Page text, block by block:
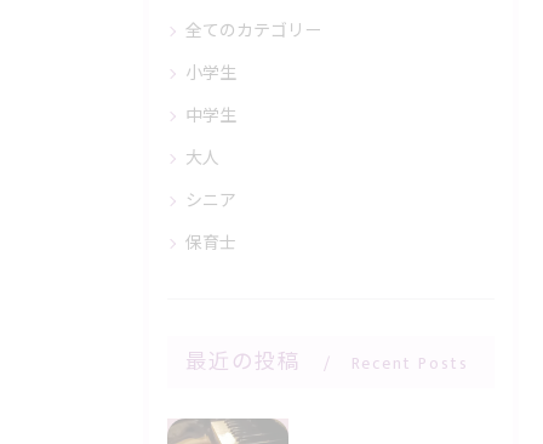
全てのカテゴリー
小学生
中学生
大人
シニア
保育士
最近の投稿 Recent Posts